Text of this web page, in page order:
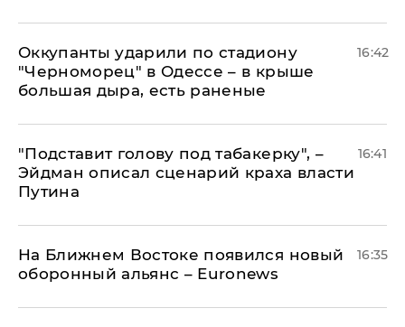
Оккупанты ударили по стадиону
"Черноморец" в Одессе – в крыше
большая дыра, есть раненые
16:42
​"Подставит голову под табакерку", –
Эйдман описал сценарий краха власти
Путина
16:41
На Ближнем Востоке появился новый
оборонный альянс – Euronews
16:35